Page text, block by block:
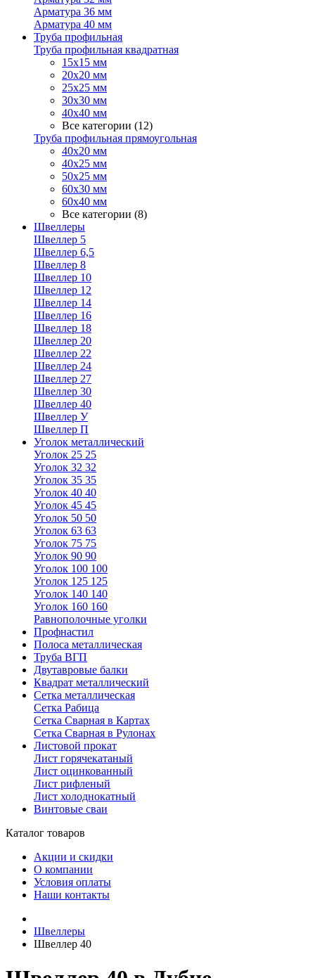
Арматура 36 мм
Арматура 40 мм
Труба профильная
Труба профильная квадратная
15х15 мм
20х20 мм
25х25 мм
30х30 мм
40х40 мм
Все категории (12)
Труба профильная прямоугольная
40х20 мм
40х25 мм
50х25 мм
60х30 мм
60х40 мм
Все категории (8)
Швеллеры
Швеллер 5
Швеллер 6,5
Швеллер 8
Швеллер 10
Швеллер 12
Швеллер 14
Швеллер 16
Швеллер 18
Швеллер 20
Швеллер 22
Швеллер 24
Швеллер 27
Швеллер 30
Швеллер 40
Швеллер У
Швеллер П
Уголок металлический
Уголок 25 25
Уголок 32 32
Уголок 35 35
Уголок 40 40
Уголок 45 45
Уголок 50 50
Уголок 63 63
Уголок 75 75
Уголок 90 90
Уголок 100 100
Уголок 125 125
Уголок 140 140
Уголок 160 160
Равнополочные уголки
Профнастил
Полоса металлическая
Труба ВГП
Двутавровые балки
Квадрат металлический
Сетка металлическая
Сетка Рабица
Сетка Сварная в Картах
Сетка Сварная в Рулонах
Листовой прокат
Лист горячекатаный
Лист оцинкованный
Лист рифленый
Лист холоднокатный
Винтовые сваи
Каталог товаров
Акции и скидки
О компании
Условия оплаты
Наши контакты
Швеллеры
Швеллер 40